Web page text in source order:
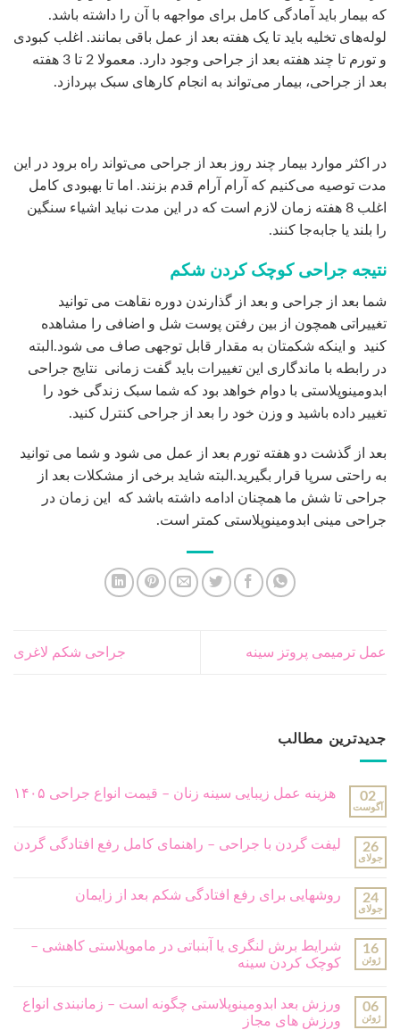
که بیمار باید آمادگی کامل برای مواجهه با آن را داشته باشد.
لوله‌های تخلیه باید تا یک هفته بعد از عمل باقی بمانند. اغلب کبودی
و تورم تا چند هفته بعد از جراحی وجود دارد. معمولا 2 تا 3 هفته
بعد از جراحی، بیمار می‌تواند به انجام کارهای سبک بپردازد.
در اکثر موارد بیمار چند روز بعد از جراحی می‌تواند راه برود در این
مدت توصیه می‌کنیم که آرام آرام قدم بزنند. اما تا بهبودی کامل
اغلب 8 هفته زمان لازم است که در این مدت نباید اشیاء سنگین
را بلند یا جابه‌جا کنند.
نتیجه جراحی کوچک کردن شکم
شما بعد از جراحی و بعد از گذارندن دوره نقاهت می توانید
تغییراتی همچون از بین رفتن پوست شل و اضافی را مشاهده
کنید و اینکه شکمتان به مقدار قابل توجهی صاف می شود.البته
در رابطه با ماندگاری این تغییرات باید گفت زمانی نتایج جراحی
ابدومینوپلاستی با دوام خواهد بود که شما سبک زندگی خود را
تغییر داده باشید و وزن خود را بعد از جراحی کنترل کنید.
بعد از گذشت دو هفته تورم بعد از عمل می شود و شما می توانید
به راحتی سرپا قرار بگیرید.البته شاید برخی از مشکلات بعد از
جراحی تا شش ما همچنان ادامه داشته باشد که این زمان در
جراحی مینی ابدومینوپلاستی کمتر است.
عمل ترمیمی پروتز سینه جراحی شکم لاغری
جدیدترین مطالب
02
آگوست
هزینه عمل زیبایی سینه زنان – قیمت انواع جراحی ۱۴۰۵
26
جولای
لیفت گردن با جراحی – راهنمای کامل رفع افتادگی گردن
24
جولای
روشهایی برای رفع افتادگی شکم بعد از زایمان
16
ژوئن
شرایط برش لنگری یا آبنباتی در ماموپلاستی کاهشی –
کوچک کردن سینه
06
ژوئن
ورزش بعد ابدومینوپلاستی چگونه است – زمانبندی انواع
ورزش های مجاز